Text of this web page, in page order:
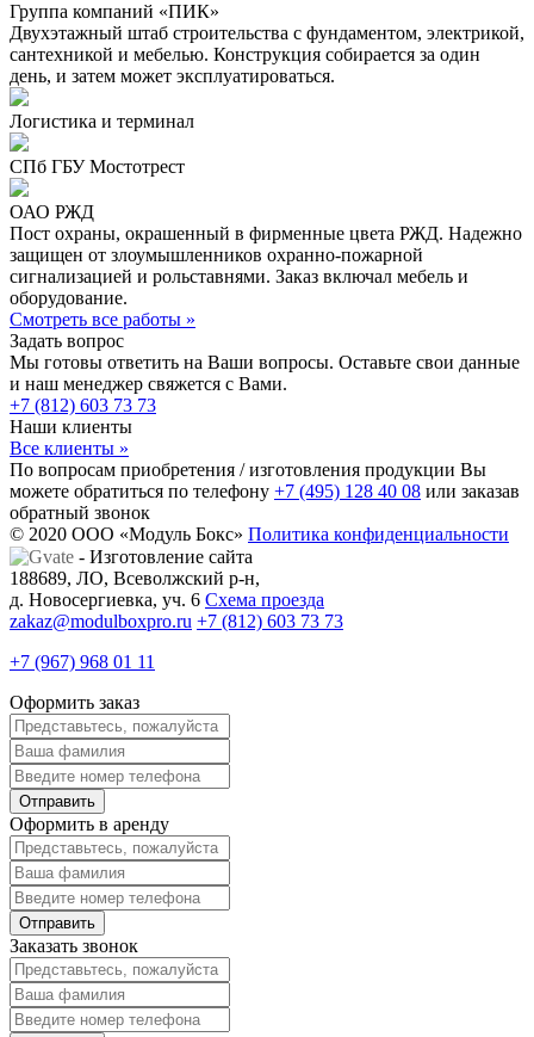
Группа компаний «ПИК»
Двухэтажный штаб строительства с фундаментом, электрикой,
сантехникой и мебелью. Конструкция собирается за один
день, и затем может эксплуатироваться.
Логистика и терминал
СПб ГБУ Мостотрест
ОАО РЖД
Пост охраны, окрашенный в фирменные цвета РЖД. Надежно
защищен от злоумышленников охранно-пожарной
сигнализацией и рольставнями. Заказ включал мебель и
оборудование.
Смотреть все работы »
Задать вопрос
Мы готовы ответить на Ваши вопросы. Оставьте свои данные
и наш менеджер свяжется с Вами.
+7 (812) 603 73 73
Наши клиенты
Все клиенты »
По вопросам приобретения / изготовления продукции Вы
можете обратиться по телефону +7 (495) 128 40 08 или заказав
обратный звонок
© 2020 ООО «Модуль Бокс» Политика конфиденциальности
- Изготовление сайта
188689, ЛО, Всеволжский р-н,
д. Новосергиевка, уч. 6 Схема проезда
zakaz@modulboxpro.ru +7 (812) 603 73 73
+7 (967) 968 01 11
Оформить заказ
Оформить в аренду
Заказать звонок